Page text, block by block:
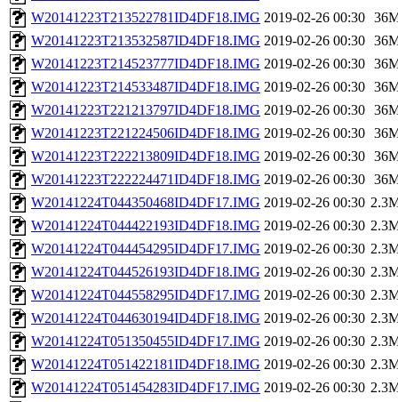
W20141223T213522781ID4DF18.IMG 2019-02-26 00:30
W20141223T213532587ID4DF18.IMG 2019-02-26 00:30
W20141223T214523777ID4DF18.IMG 2019-02-26 00:30
W20141223T214533487ID4DF18.IMG 2019-02-26 00:30
W20141223T221213797ID4DF18.IMG 2019-02-26 00:30
W20141223T221224506ID4DF18.IMG 2019-02-26 00:30
W20141223T222213809ID4DF18.IMG 2019-02-26 00:30
W20141223T222224471ID4DF18.IMG 2019-02-26 00:30
W20141224T044350468ID4DF17.IMG 2019-02-26 00:30
W20141224T044422193ID4DF18.IMG 2019-02-26 00:30
W20141224T044454295ID4DF17.IMG 2019-02-26 00:30
W20141224T044526193ID4DF18.IMG 2019-02-26 00:30
W20141224T044558295ID4DF17.IMG 2019-02-26 00:30
W20141224T044630194ID4DF18.IMG 2019-02-26 00:30
W20141224T051350455ID4DF17.IMG 2019-02-26 00:30
W20141224T051422181ID4DF18.IMG 2019-02-26 00:30
W20141224T051454283ID4DF17.IMG 2019-02-26 00:30